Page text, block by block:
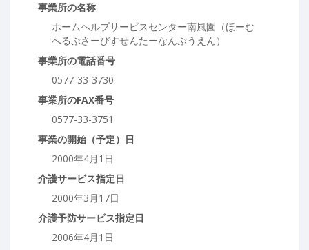
事業所の名称
ホームヘルプサービスセンター南風園（ほーむ
へるぷさーびすせんたーなんぷうえん）
事業所の電話番号
0577-33-3730
事業所のFAX番号
0577-33-3751
事業の開始（予定）日
2000年4月1日
介護サービス指定日
2000年3月17日
介護予防サービス指定日
2006年4月1日